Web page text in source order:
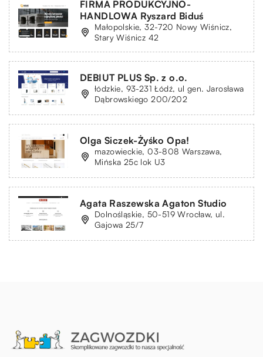
FIRMA PRODUKCYJNO-
HANDLOWA Ryszard Biduś
Małopolskie, 32-720 Nowy Wiśnicz,
Stary Wiśnicz 42
DEBIUT PLUS Sp. z o.o.
łódzkie, 93-231 Łódź, ul gen. Jarosława
Dąbrowskiego 200/202
Olga Siczek-Żyśko Opa!
mazowieckie, 03-808 Warszawa,
Mińska 25c lok U3
Agata Raszewska Agaton Studio
Dolnośląskie, 50-519 Wrocław, ul.
Gajowa 25/7